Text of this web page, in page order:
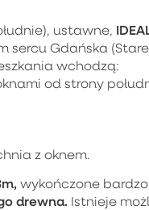
ustawne,
sercu Gdańska
wchodzą:
od strony
z oknem.
wykończone
drewna. Istnieje